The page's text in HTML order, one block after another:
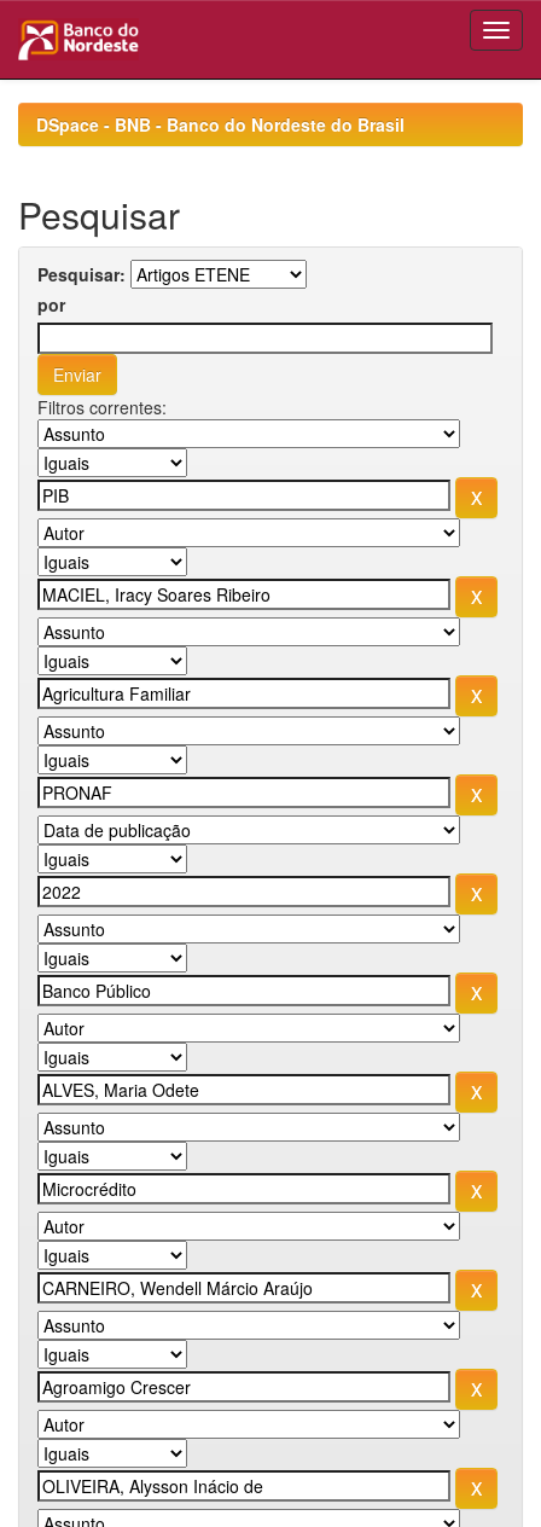
navigationDSpace - BNB - Banco do Nordeste do Brasil
Pesquisar
Pesquisar:
por
Filtros correntes: